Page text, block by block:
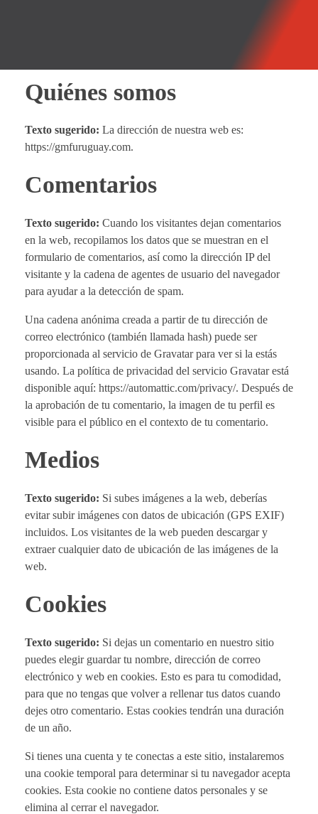
GMF
Quiénes somos
Texto sugerido: La dirección de nuestra web es:
https://gmfuruguay.com.
Comentarios
Texto sugerido: Cuando los visitantes dejan comentarios
en la web, recopilamos los datos que se muestran en el
formulario de comentarios, así como la dirección IP del
visitante y la cadena de agentes de usuario del navegador
para ayudar a la detección de spam.
Una cadena anónima creada a partir de tu dirección de
correo electrónico (también llamada hash) puede ser
proporcionada al servicio de Gravatar para ver si la estás
usando. La política de privacidad del servicio Gravatar está
disponible aquí: https://automattic.com/privacy/. Después de
la aprobación de tu comentario, la imagen de tu perfil es
visible para el público en el contexto de tu comentario.
Medios
Texto sugerido: Si subes imágenes a la web, deberías
evitar subir imágenes con datos de ubicación (GPS EXIF)
incluidos. Los visitantes de la web pueden descargar y
extraer cualquier dato de ubicación de las imágenes de la
web.
Cookies
Texto sugerido: Si dejas un comentario en nuestro sitio
puedes elegir guardar tu nombre, dirección de correo
electrónico y web en cookies. Esto es para tu comodidad,
para que no tengas que volver a rellenar tus datos cuando
dejes otro comentario. Estas cookies tendrán una duración
de un año.
Si tienes una cuenta y te conectas a este sitio, instalaremos
una cookie temporal para determinar si tu navegador acepta
cookies. Esta cookie no contiene datos personales y se
elimina al cerrar el navegador.